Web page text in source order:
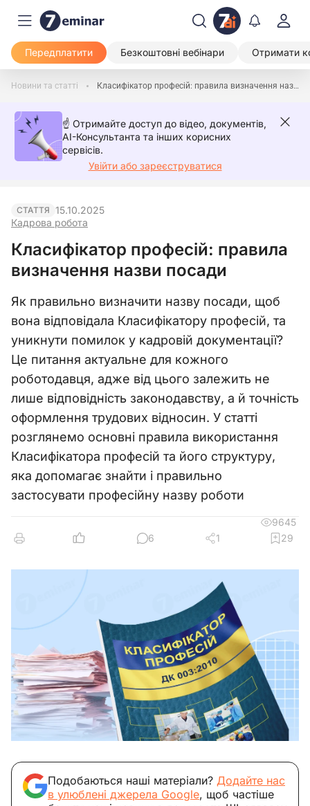
Передплатити Безкоштовні вебінари Отримати
Новини та статті Класифікатор професій: правила визначення назви посади
☝️ Отримайте доступ до відео, документів,
AI-Консультанта та інших корисних
сервісів.
Увійти або зареєструватися
СТАТТЯ
Кадрова робота
15.10.2025
Класифікатор професій: правила
визначення назви посади
Як правильно визначити назву посади, щоб
вона відповідала Класифікатору професій, та
уникнути помилок у кадровій документації?
Це питання актуальне для кожного
роботодавця, адже від цього залежить не
лише відповідність законодавству, а й точність
оформлення трудових відносин. У статті
розглянемо основні правила використання
Класифікатора професій та його структуру,
яка допомагає знайти і правильно
застосувати професійну назву роботи
9645
6
1 29
Подобаються наші матеріали? Додайте нас
в улюблені джерела Google, щоб частіше